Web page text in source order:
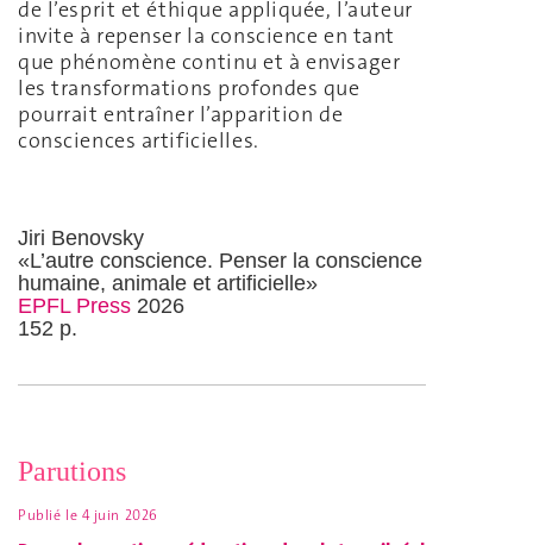
de l’esprit et éthique appliquée, l’auteur
invite à repenser la conscience en tant
que phénomène continu et à envisager
les transformations profondes que
pourrait entraîner l’apparition de
consciences artificielles.
Jiri Benovsky
«L’autre conscience. Penser la conscience
humaine, animale et artificielle»
EPFL Press 2026
152 p.
Parutions
Publié le 4 juin 2026